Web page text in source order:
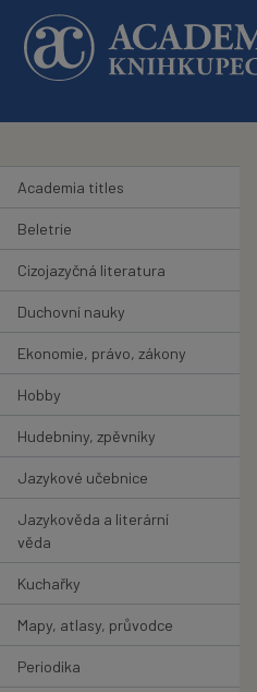
Skip to main content
Academia titles
Beletrie
Cizojazyčná literatura
Duchovní nauky
Ekonomie, právo, zákony
Hobby
Hudebniny, zpěvníky
Jazykové učebnice
Jazykověda a literární
věda
Kuchařky
Mapy, atlasy, průvodce
Periodika